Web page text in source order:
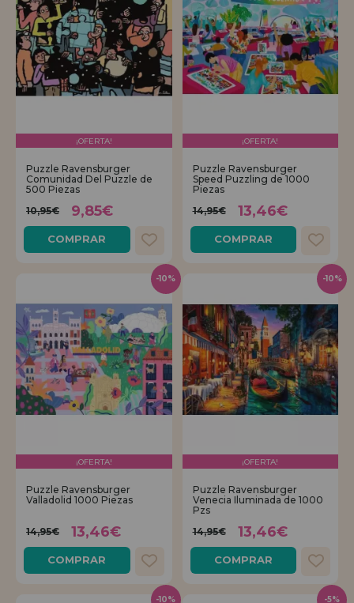
¡OFERTA!
Puzzle Ravensburger
Comunidad Del Puzzle de
500 Piezas
10,95€
9,85€
COMPRAR
¡OFERTA!
Puzzle Ravensburger
Speed Puzzling de 1000
Piezas
14,95€
13,46€
COMPRAR
¡OFERTA!
Puzzle Ravensburger
Valladolid 1000 Piezas
14,95€ 13,46€
COMPRAR
-10%
¡OFERTA!
Puzzle Ravensburger
Venecia Iluminada de 1000
Pzs
14,95€
13,46€
COMPRAR
-10%
-10% -5%